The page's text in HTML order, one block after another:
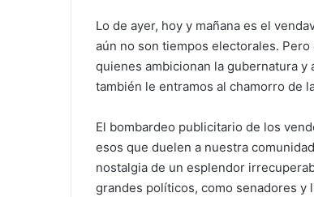
Lo de ayer, hoy y mañana es el
aún no son tiempos electorales.
quienes ambicionan la gubernatura
también le entramos al chamorro de
El bombardeo publicitario de los
esos que duelen a nuestra
nostalgia de un esplendor
grandes políticos, como senadores y